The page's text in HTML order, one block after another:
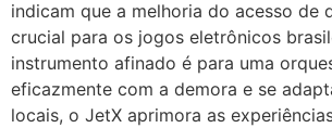
indicam que a melhoria do acesso de
crucial para os jogos eletrônicos
instrumento afinado é para uma
eficazmente com a demora e se
locais, o JetX aprimora as